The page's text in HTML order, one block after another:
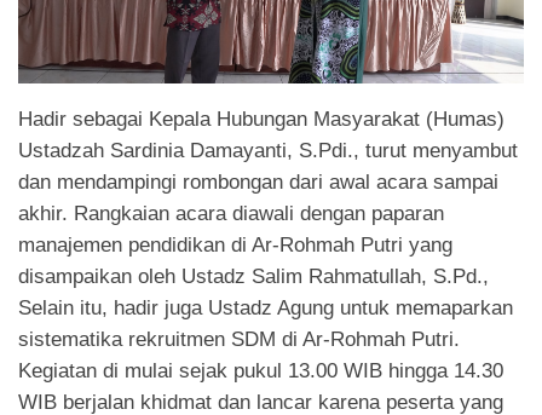
Hadir sebagai Kepala Hubungan Masyarakat (Humas)
Ustadzah Sardinia Damayanti, S.Pdi., turut menyambut
dan mendampingi rombongan dari awal acara sampai
akhir. Rangkaian acara diawali dengan paparan
manajemen pendidikan di Ar-Rohmah Putri yang
disampaikan oleh Ustadz Salim Rahmatullah, S.Pd.,
Selain itu, hadir juga Ustadz Agung untuk memaparkan
sistematika rekruitmen SDM di Ar-Rohmah Putri.
Kegiatan di mulai sejak pukul 13.00 WIB hingga 14.30
WIB berjalan khidmat dan lancar karena peserta yang